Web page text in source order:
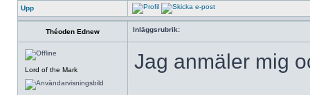
Upp
Théoden Ednew Inläggsrubrik:
Lord of the Mark Jag anmäler mig